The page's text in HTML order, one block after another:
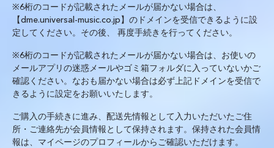
※6桁のコードが記載されたメールが届かない場合は、
【dme.universal-music.co.jp】のドメインを受信できるように設
定してください。その後、 再度手続きを行ってください。
※6桁のコードが記載されたメールが届かない場合は、お使いの
メールアプリの迷惑メールやゴミ箱フォルダに入っていないかご
確認ください。なおも届かない場合は必ず上記ドメインを受信で
きるように設定をお願いいたします。
ご購入の手続きに進み、配送先情報として入力いただいたご住
所・ご連絡先が会員情報として保持されます。保持された会員情
報は、マイページのプロフィールからご確認いただけます。